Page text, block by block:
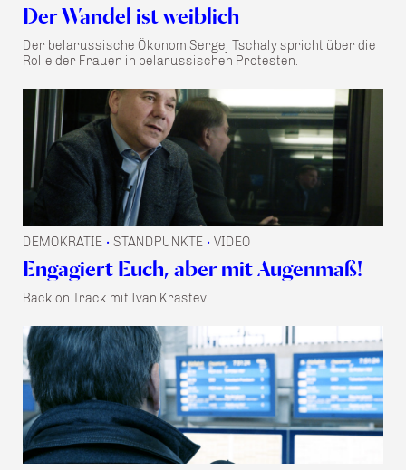
Der Wandel ist weiblich
Der belarussische Ökonom Sergej Tschaly spricht über die
Rolle der Frauen in belarussischen Protesten.
DEMOKRATIE • STANDPUNKTE • VIDEO
Engagiert Euch, aber mit Augenmaß!
Back on Track mit Ivan Krastev